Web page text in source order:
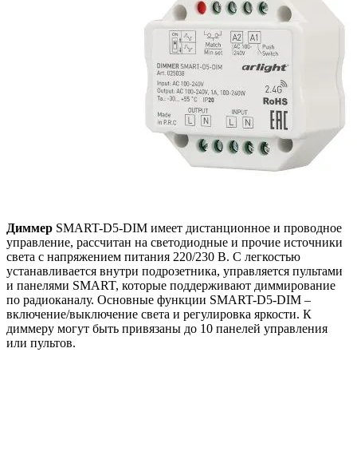
Диммер SMART-D5-DIM имеет дистанционное и проводное
управление, рассчитан на светодиодные и прочие источники
света с напряжением питания 220/230 В. С легкостью
устанавливается внутри подрозетника, управляется пультами
и панелями SMART, которые поддерживают диммирование
по радиоканалу. Основные функции SMART-D5-DIM –
включение/выключение света и регулировка яркости. К
диммеру могут быть привязаны до 10 панелей управления
или пультов.